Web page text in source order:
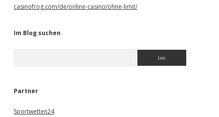
casinofrog.com/de/online-casino/ohne-limit/
Im Blog suchen
e
Partner
Sportwetten24